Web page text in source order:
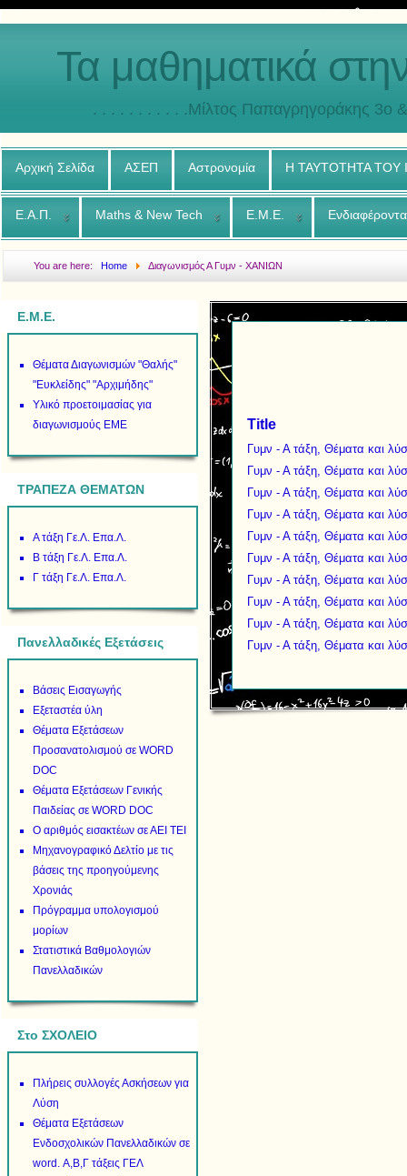
Τα μαθηματικά
. . . . . . . . . . .Μίλτος Παπαγρηγοράκης 3o
Αρχική Σελίδα ΑΣΕΠ Αστρονομία Η ΤΑΥΤΟΤΗΤΑ ΤΟΥ
Ε.Α.Π. Maths & New Tech Ε.Μ.Ε.
You are here:Home Διαγωνισμός Α Γυμν - ΧΑΝΙΩΝ
Ε.Μ.Ε.
Θέματα Διαγωνισμών "Θαλής"
"Ευκλείδης" "Αρχιμήδης"
Υλικό προετοιμασίας για
διαγωνισμούς ΕΜΕ
ΤΡΑΠΕΖΑ ΘΕΜΑΤΩΝ
Α τάξη Γε.Λ. Επα.Λ.
Β τάξη Γε.Λ. Επα.Λ.
Γ τάξη Γε.Λ. Επα.Λ.
Πανελλαδικές Εξετάσεις
Βάσεις Εισαγωγής
Εξεταστέα ύλη
Θέματα Εξετάσεων
Προσανατολισμού σε WORD
DOC
Θέματα Εξετάσεων Γενικής
Παιδείας σε WORD DOC
Ο αριθμός εισακτέων σε ΑΕΙ ΤΕΙ
Μηχανογραφικό Δελτίο με τις
βάσεις της προηγούμενης
Χρονιάς
Πρόγραμμα υπολογισμού
μορίων
Στατιστικά Βαθμολογιών
Πανελλαδικών
Στο ΣΧΟΛΕΙΟ
Πλήρεις συλλογές Ασκήσεων για
Λύση
Θέματα Εξετάσεων
Ενδοσχολικών Πανελλαδικών σε
word. Α,Β,Γ τάξεις ΓΕΛ
Title
Γυμν - Α τάξη, Θέματα και
Γυμν - Α τάξη, Θέματα και
Γυμν - Α τάξη, Θέματα και
Γυμν - Α τάξη, Θέματα και
Γυμν - Α τάξη, Θέματα και
Γυμν - Α τάξη, Θέματα και
Γυμν - Α τάξη, Θέματα και
Γυμν - Α τάξη, Θέματα και
Γυμν - Α τάξη, Θέματα και
Γυμν - Α τάξη, Θέματα και